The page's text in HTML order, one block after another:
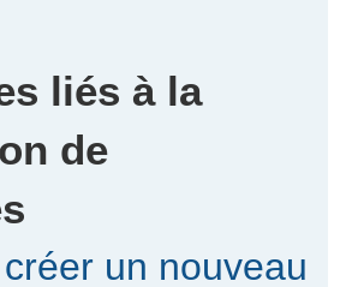
liés à la
de
un nouveau